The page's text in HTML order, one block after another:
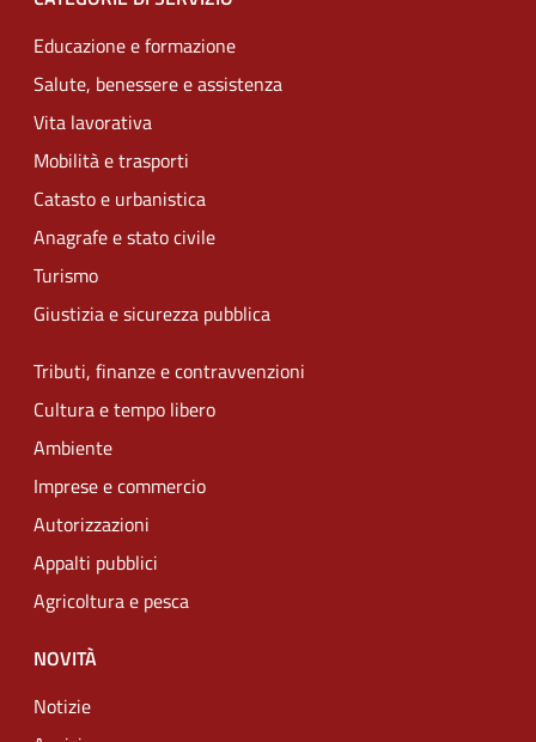
Educazione e formazione
Salute, benessere e assistenza
Vita lavorativa
Mobilità e trasporti
Catasto e urbanistica
Anagrafe e stato civile
Turismo
Giustizia e sicurezza pubblica
Tributi, finanze e contravvenzioni
Cultura e tempo libero
Ambiente
Imprese e commercio
Autorizzazioni
Appalti pubblici
Agricoltura e pesca
NOVITÀ
Notizie